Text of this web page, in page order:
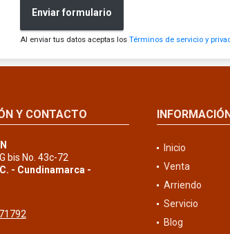
Enviar formulario
Al enviar tus datos aceptas losTérminos de servicio y
Y CONTACTO
bis No. 43c-72
- Cundinamarca -
Inicio
Venta
Arriendo
Servicio
Blog